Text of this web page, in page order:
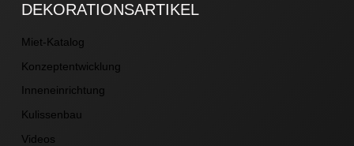
DEKORATIONSARTIKEL
Miet-Katalog
Konzeptentwicklung
Inneneinrichtung
Kulissenbau
Videos